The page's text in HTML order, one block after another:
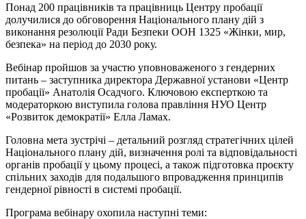
Понад 200 працівників та працівниць Центру пробації
долучилися до обговорення Національного плану дій з
виконання резолюції Ради Безпеки ООН 1325 «Жінки, мир,
безпека» на період до 2030 року.
Вебінар пройшов за участю уповноваженого з гендерних
питань – заступника директора Державної установи «Центр
пробації» Анатолія Осадчого. Ключовою експерткою та
модераторкою виступила голова правління НУО Центр
«Розвиток демократії» Елла Ламах.
Головна мета зустрічі – детальний розгляд стратегічних цілей
Національного плану дій, визначення ролі та відповідальності
органів пробації у цьому процесі, а також підготовка проєкту
спільних заходів для подальшого впровадження принципів
гендерної рівності в системі пробації.
Програма вебінару охопила наступні теми: